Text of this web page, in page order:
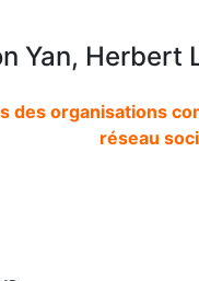
Yan, Herbert
des organisations
réseau